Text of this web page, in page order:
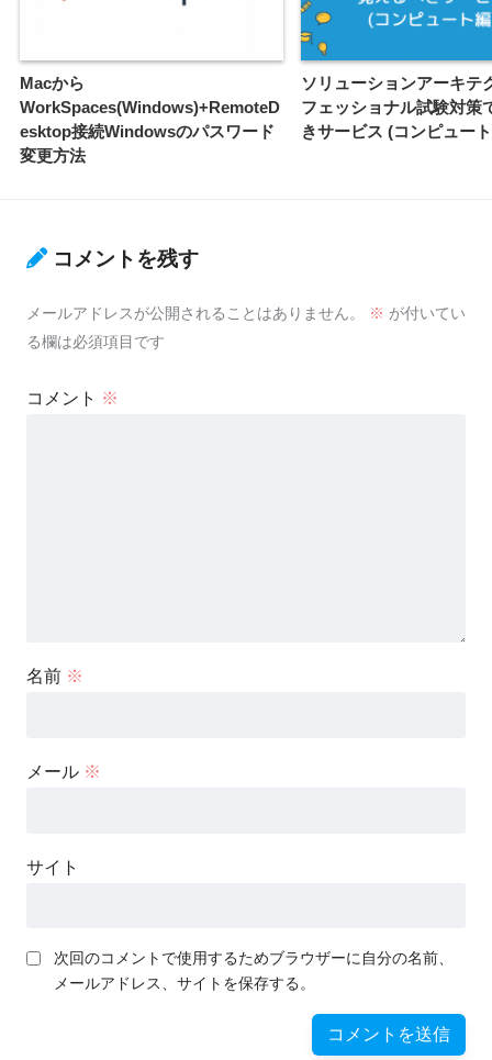
Macから
WorkSpaces(Windows)+RemoteD
esktop接続Windowsのパスワード
変更方法
ソリューションアーキテ
フェッショナル試験対策
きサービス (コンピュー
コメントを残す
メールアドレスが公開されることはありません。 ※ が付いてい
る欄は必須項目です
コメント ※
名前 ※
メール ※
サイト
次回のコメントで使用するためブラウザーに自分の名前、
メールアドレス、サイトを保存する。